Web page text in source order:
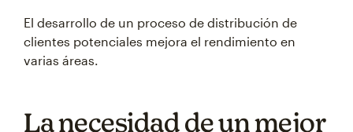
El desarrollo de un proceso de distribución de
clientes potenciales mejora el rendimiento en
varias áreas.
La necesidad de un mejor